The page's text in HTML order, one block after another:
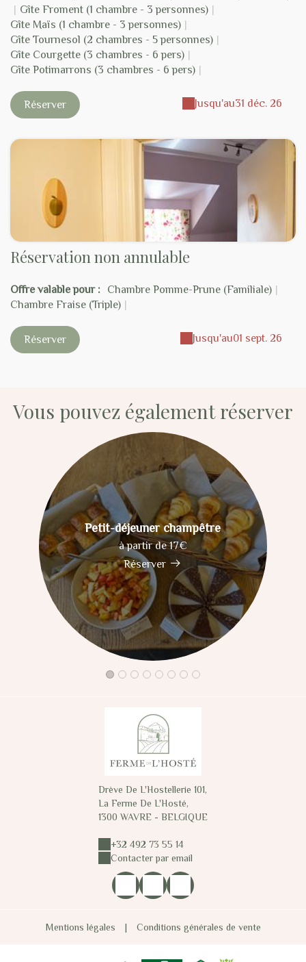
| Gîte Froment (1 chambre - 3 personnes) |
Gîte Maïs (1 chambre - 3 personnes) |
Gîte Tournesol (2 chambres - 5 personnes) |
Gîte Courgette (3 chambres - 6 pers) |
Gîte Potimarrons (3 chambres - 6 pers) |
Réserver Jusqu'au31 déc. 26
Réservation non annulable
Offre valable pour : Chambre Pomme-Prune (Familiale) |
Chambre Fraise (Triple) |
Réserver Jusqu'au01 sept. 26
Vous pouvez également réserver
Petit-déjeuner champêtre
à partir de 17€
Réserver
Drève De L'Hostellerie 101,
La Ferme De L'Hosté,
1300 WAVRE - BELGIQUE
+32 492 73 55 14
Contacter par email
Mentions légales | Conditions générales de vente